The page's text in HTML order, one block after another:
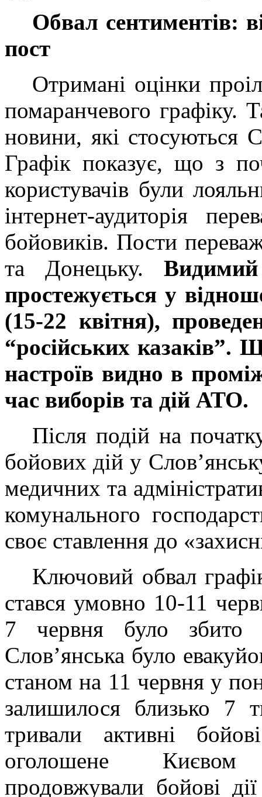
Обвал сентиментів:
пост
Отримані оцінки
помаранчевого графіку.
новини, які стосуються
Графік показує, що з
користувачів були
інтернет-аудиторія
бойовиків. Пости
та Донецьку.
простежується у
(15-22 квітня),
“російських казаків”.
настроїв видно в
час виборів та дій АТО.
Після подій на
бойових дій у
медичних та
комунального
своє ставлення до
Ключовий обвал
стався умовно 10-11
7 червня було збито
Слов’янська було
станом на 11 червня у
залишилося близько 7
тривали активні
оголошене Києвом
продовжували бойові